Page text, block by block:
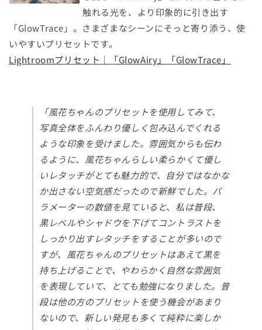
触れる光を、より印象的に引き出す
「GlowTrace」。さまざまなシーンにそっと寄り添う、使
いやすいプリセットです。
Lightroomプリセット｜「GlowAiry」「GlowTrace」
「風花ちゃんのプリセットを使用してみて、
写真全体をふんわり優しく包み込んでくれる
ような印象を受けました。雰囲気からも伝わ
るように、風花ちゃんらしい柔らかくて優し
いレタッチがとても魅力的で、自分ではなかな
か出さない空気感だったので新鮮でした。パ
ラメーターの数値を見ていると、私は普段、
黒レベルやシャドウを下げてコントラストを
しっかり出すレタッチをすることが多いので
すが、風花ちゃんのプリセットはあえて黒を
持ち上げることで、やわらかく自然な雰囲気
を表現していて、とても勉強になりました。普
段は他の方のプリセットを使う機会があまり
ないので、新しい発見も多くて純粋に楽しか